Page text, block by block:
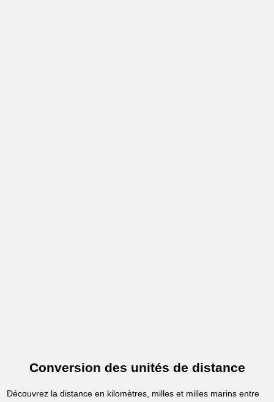
Conversion des unités de distance
Découvrez la distance en kilomètres, milles et milles marins entre